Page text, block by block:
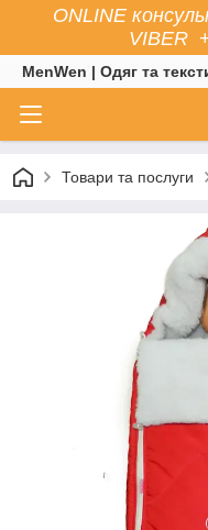
ONLINE
VIBER
MenWen | Одяг та
Товари та послуги